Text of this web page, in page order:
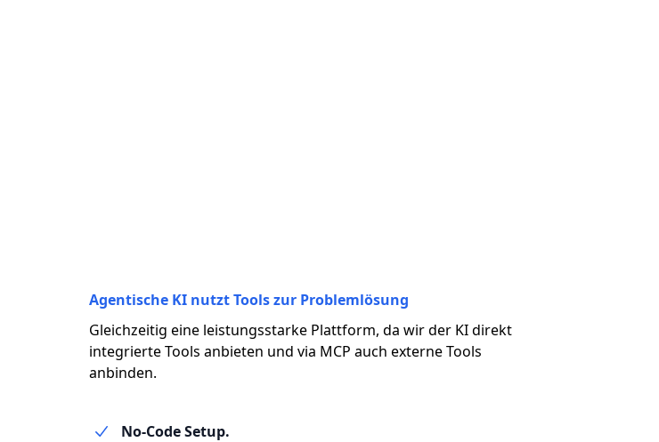
Agentische KI nutzt Tools zur Problemlösung
Gleichzeitig eine leistungsstarke Plattform, da wir der KI direkt
integrierte Tools anbieten und via MCP auch externe Tools
anbinden.
No-Code Setup.